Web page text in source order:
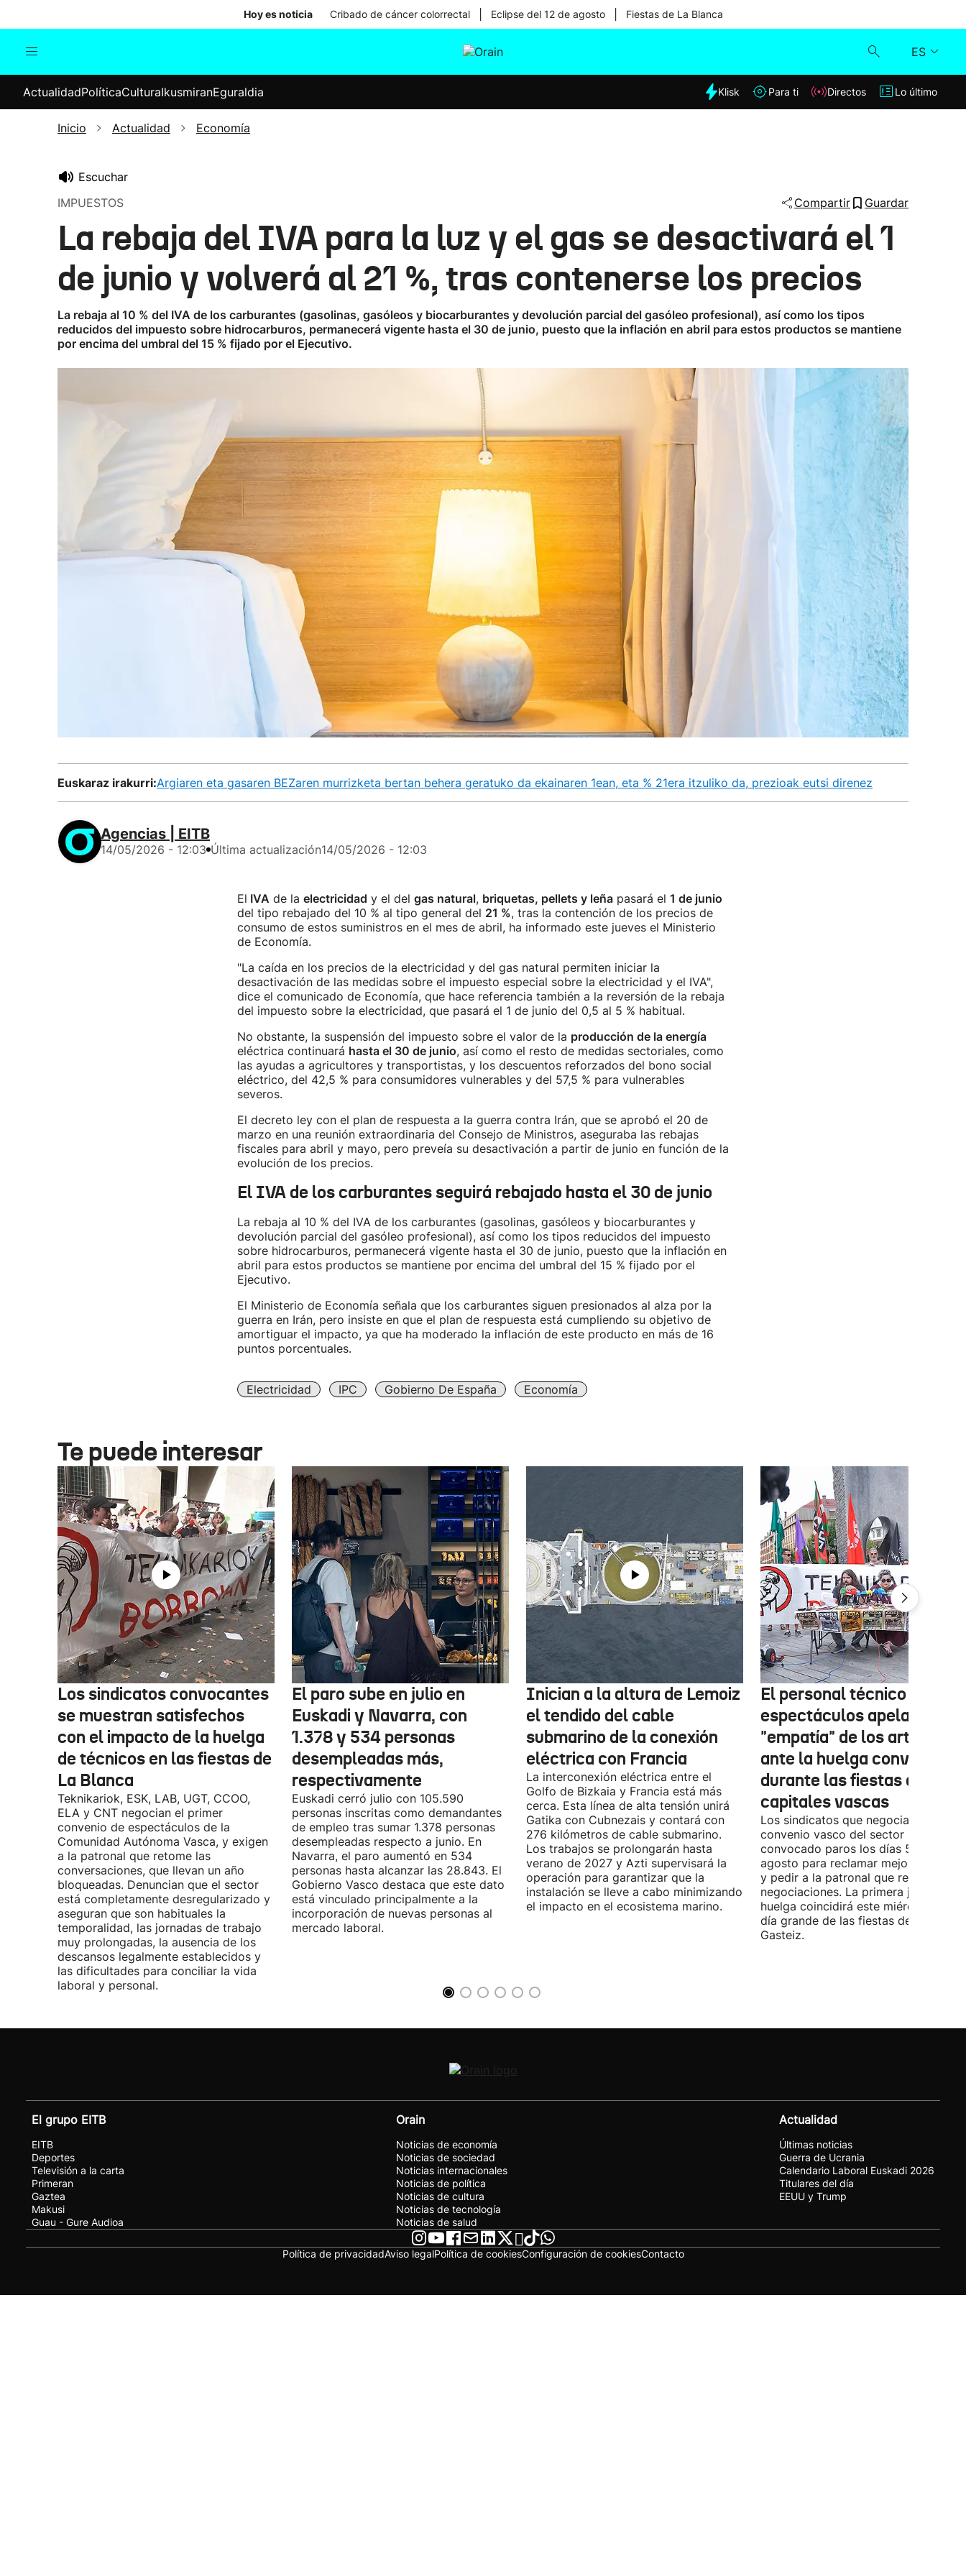
Hoy es noticia Cribado de cáncer colorrectal Eclipse del 12 de agosto Fiestas de La Blanca
ES
Internacional
Elecciones
Klisk
Lo último
ActualidadPolíticaCulturaIkusmiranEguraldia Klisk Para ti Directos Lo último
Inicio Actualidad Economía
Escuchar
IMPUESTOS
Compartir Guardar
La rebaja del IVA para la luz y el gas se desactivará el 1
de junio y volverá al 21 %, tras contenerse los precios
La rebaja al 10 % del IVA de los carburantes (gasolinas, gasóleos y biocarburantes y devolución parcial del gasóleo profesional), así como los tipos
reducidos del impuesto sobre hidrocarburos, permanecerá vigente hasta el 30 de junio, puesto que la inflación en abril para estos productos se mantiene
por encima del umbral del 15 % fijado por el Ejecutivo.
Euskaraz irakurri:Argiaren eta gasaren BEZaren murrizketa bertan behera geratuko da ekainaren 1ean, eta % 21era itzuliko da, prezioak eutsi direnez
Agencias | EITB
14/05/2026 - 12:03 Última actualización14/05/2026 - 12:03
El IVA de la electricidad y el del gas natural, briquetas, pellets y leñapasará el 1 de junio
del tipo rebajado del 10 % al tipo general del 21 %, tras la contención de los precios de
consumo de estos suministros en el mes de abril, ha informado este jueves el Ministerio
de Economía.
"La caída en los precios de la electricidad y del gas natural permiten iniciar la
desactivación de las medidas sobre el impuesto especial sobre la electricidad y el IVA",
dice el comunicado de Economía, que hace referencia también a la reversión de la rebaja
del impuesto sobre la electricidad, que pasará el 1 de junio del 0,5 al 5 % habitual.
No obstante, la suspensión del impuesto sobre el valor de la producción de la energía
eléctrica continuará hasta el 30 de junio, así como el resto de medidas sectoriales, como
las ayudas a agricultores y transportistas, y los descuentos reforzados del bono social
eléctrico, del 42,5 % para consumidores vulnerables y del 57,5 % para vulnerables
severos.
El decreto ley con el plan de respuesta a la guerra contra Irán, que se aprobó el 20 de
marzo en una reunión extraordinaria del Consejo de Ministros, aseguraba las rebajas
fiscales para abril y mayo, pero preveía su desactivación a partir de junio en función de la
evolución de los precios.
El IVA de los carburantes seguirá rebajado hasta el 30 de junio
La rebaja al 10 % del IVA de los carburantes (gasolinas, gasóleos y biocarburantes y
devolución parcial del gasóleo profesional), así como los tipos reducidos del impuesto
sobre hidrocarburos, permanecerá vigente hasta el 30 de junio, puesto que la inflación en
abril para estos productos se mantiene por encima del umbral del 15 % fijado por el
Ejecutivo.
El Ministerio de Economía señala que los carburantes siguen presionados al alza por la
guerra en Irán, pero insiste en que el plan de respuesta está cumpliendo su objetivo de
amortiguar el impacto, ya que ha moderado la inflación de este producto en más de 16
puntos porcentuales.
Electricidad IPC Gobierno De España Economía
Te puede interesar
Los sindicatos convocantes
se muestran satisfechos
con el impacto de la huelga
de técnicos en las fiestas de
La Blanca
Teknikariok, ESK, LAB, UGT, CCOO,
ELA y CNT negocian el primer
convenio de espectáculos de la
Comunidad Autónoma Vasca, y exigen
a la patronal que retome las
conversaciones, que llevan un año
bloqueadas. Denuncian que el sector
está completamente desregularizado y
aseguran que son habituales la
temporalidad, las jornadas de trabajo
muy prolongadas, la ausencia de los
descansos legalmente establecidos y
las dificultades para conciliar la vida
laboral y personal.
El paro sube en julio en
Euskadi y Navarra, con
1.378 y 534 personas
desempleadas más,
respectivamente
Euskadi cerró julio con 105.590
personas inscritas como demandantes
de empleo tras sumar 1.378 personas
desempleadas respecto a junio. En
Navarra, el paro aumentó en 534
personas hasta alcanzar las 28.843. El
Gobierno Vasco destaca que este dato
está vinculado principalmente a la
incorporación de nuevas personas al
mercado laboral.
Inician a la altura de Lemoiz
el tendido del cable
submarino de la conexión
eléctrica con Francia
La interconexión eléctrica entre el
Golfo de Bizkaia y Francia está más
cerca. Esta línea de alta tensión unirá
Gatika con Cubnezais y contará con
276 kilómetros de cable submarino.
Los trabajos se prolongarán hasta
verano de 2027 y Azti supervisará la
operación para garantizar que la
instalación se lleve a cabo minimizando
el impacto en el ecosistema marino.
El personal técnico de
espectáculos apela a la
"empatía" de los artistas
ante la huelga convocada
durante las fiestas de las
capitales vascas
Los sindicatos que negocian el
convenio vasco del sector han
convocado paros los días 5, 14 y 26
agosto para reclamar mejoras
y pedir a la patronal que retome las
negociaciones. La primera jornada de
huelga coincidirá este miércoles con
día grande de las fiestas de Vitoria-
Gasteiz.
El grupo EITB
EITB
Deportes
Televisión a la carta
Primeran
Gaztea
Makusi
Guau - Gure Audioa
Orain
Noticias de economía
Noticias de sociedad
Noticias internacionales
Noticias de política
Noticias de cultura
Noticias de tecnología
Noticias de salud
Actualidad
Últimas noticias
Guerra de Ucrania
Calendario Laboral Euskadi 2026
Titulares del día
EEUU y Trump
Política de privacidadAviso legalPolítica de cookiesConfiguración de cookiesContacto